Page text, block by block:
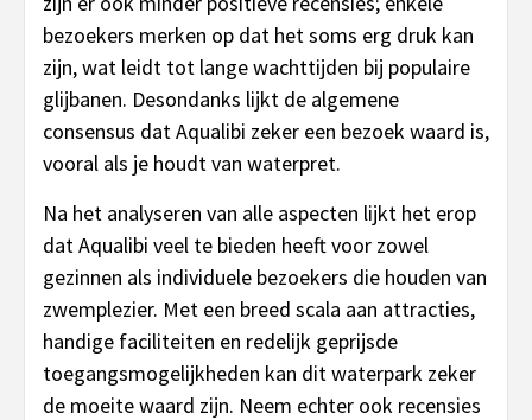
bezoekers merken op dat het soms erg druk kan
zijn, wat leidt tot lange wachttijden bij populaire
glijbanen. Desondanks lijkt de algemene
consensus dat Aqualibi zeker een bezoek waard is,
vooral als je houdt van waterpret.
Na het analyseren van alle aspecten lijkt het erop
dat Aqualibi veel te bieden heeft voor zowel
gezinnen als individuele bezoekers die houden van
zwemplezier. Met een breed scala aan attracties,
handige faciliteiten en redelijk geprijsde
toegangsmogelijkheden kan dit waterpark zeker
de moeite waard zijn. Neem echter ook recensies